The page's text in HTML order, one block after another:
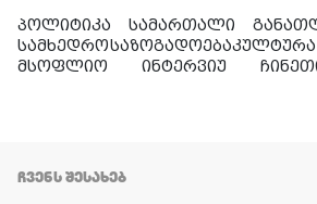
პოლიტიკა სამართალი
სამხედროსაზოგადოებაკულტურა
მსოფლიო
ინტერვიუ
ᲩᲕᲔᲜᲡ ᲨᲔᲡᲐᲮᲔᲑ